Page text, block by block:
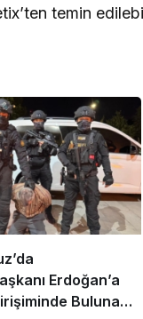
temin
Erdoğan’a
Bulunan